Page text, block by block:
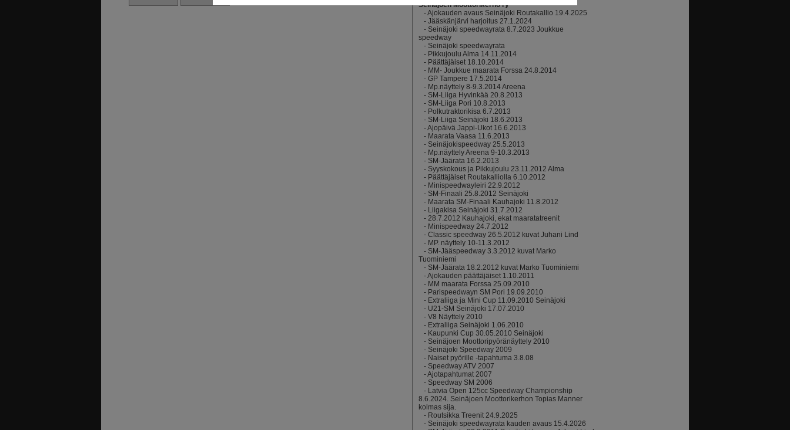
Seinäjoen Moottorikerho ry
-Ajokauden avaus Seinäjoki Routakallio 19.4.2025
- Jääskänjärvi harjoitus 27.1.2024
- Seinäjoki speedwayrata 8.7.2023 Joukkue
speedway
- Seinäjoki speedwayrata
- Pikkujoulu Alma 14.11.2014
- Päättäjäiset 18.10.2014
- MM- Joukkue maarata Forssa 24.8.2014
- GP Tampere 17.5.2014
- Mp.näyttely 8-9.3.2014 Areena
- SM-Liiga Hyvinkää 20.8.2013
- SM-Liiga Pori 10.8.2013
- Polkutraktorikisa 6.7.2013
- SM-Liiga Seinäjoki 18.6.2013
-Ajopäivä Jappi-Ukot 16.6.2013
- Maarata Vaasa 11.6.2013
- Seinäjokispeedway 25.5.2013
- Mp.näyttely Areena 9-10.3.2013
- SM-Jäärata 16.2.2013
- Syyskokous ja Pikkujoulu 23.11.2012 Alma
- Päättäjäiset Routakalliolla 6.10.2012
- Minispeedwayleiri 22.9.2012
- SM-Finaali 25.8.2012 Seinäjoki
- Maarata SM-Finaali Kauhajoki 11.8.2012
- Liigakisa Seinäjoki 31.7.2012
- 28.7.2012 Kauhajoki, ekat maaratatreenit
- Minispeedway 24.7.2012
- Classic speedway 26.5.2012 kuvat Juhani Lind
- MP. näyttely 10-11.3.2012
- SM-Jääspeedway 3.3.2012 kuvat Marko
Tuominiemi
- SM-Jäärata 18.2.2012 kuvat Marko Tuominiemi
-Ajokauden päättäjäiset 1.10.2011
- MM maarata Forssa 25.09.2010
- Parispeedwayn SM Pori 19.09.2010
- Extraliiga ja Mini Cup 11.09.2010 Seinäjoki
- U21-SM Seinäjoki 17.07.2010
- V8 Näyttely 2010
- Extraliiga Seinäjoki 1.06.2010
- Kaupunki Cup 30.05.2010 Seinäjoki
- Seinäjoen Moottoripyöränäyttely 2010
- Seinäjoki Speedway 2009
- Naiset pyörille -tapahtuma 3.8.08
- Speedway ATV 2007
-Ajotapahtumat 2007
- Speedway SM 2006
- Latvia Open 125cc Speedway Championship
8.6.2024. Seinäjoen Moottorikerhon Topias Manner
kolmas sija.
- Routsikka Treenit 24.9.2025
- Seinäjoki speedwayrata kauden avaus 15.4.2026